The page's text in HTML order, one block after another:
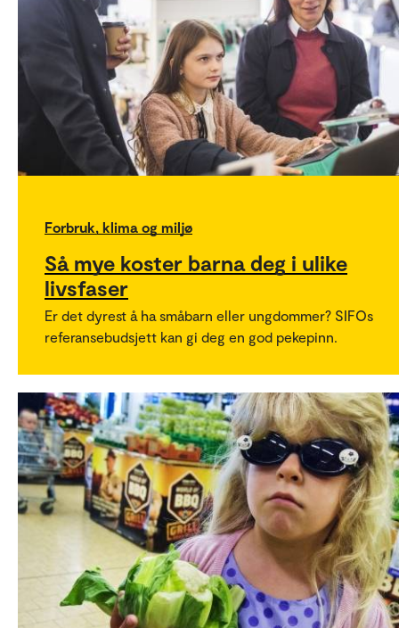
Forbruk, klima og miljø
Så mye koster barna deg i ulike
livsfaser
Er det dyrest å ha småbarn eller ungdommer? SIFOs
referansebudsjett kan gi deg en god pekepinn.